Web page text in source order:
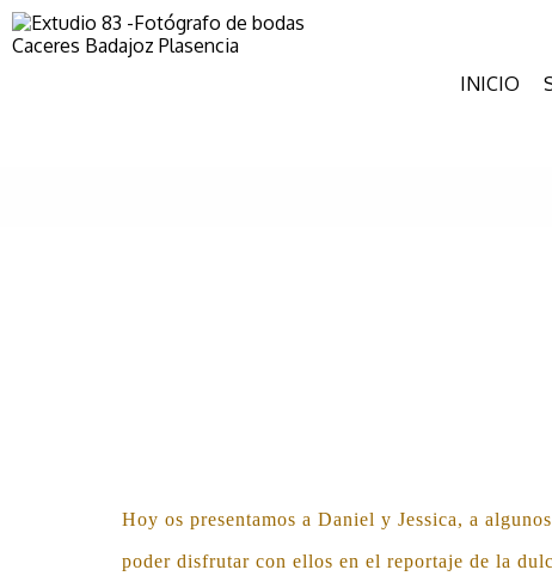
INICIO
Hoy os presentamos a Daniel y Jessica, a
poder disfrutar con ellos en el reportaje de la